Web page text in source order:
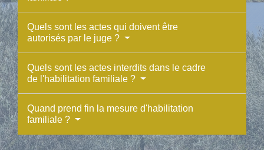
Quels sont les actes qui doivent être
autorisés par le juge ?
Quels sont les actes interdits dans le cadre
de l'habilitation familiale ?
Quand prend fin la mesure d'habilitation
familiale ?